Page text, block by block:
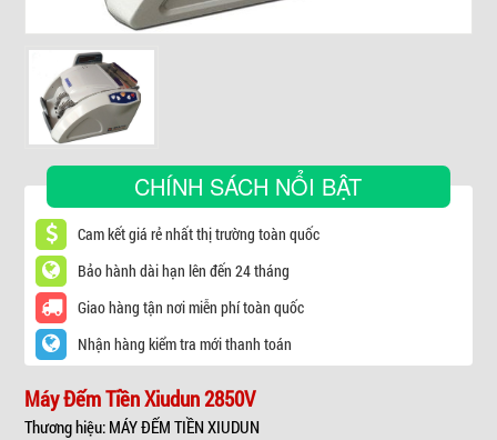
▼
CHÍNH SÁCH NỔI BẬT
Cam kết giá rẻ nhất thị trường toàn quốc
Bảo hành dài hạn lên đến 24 tháng
Giao hàng tận nơi miễn phí toàn quốc
Nhận hàng kiểm tra mới thanh toán
Máy Đếm Tiền Xiudun 2850V
Thương hiệu: MÁY ĐẾM TIỀN XIUDUN